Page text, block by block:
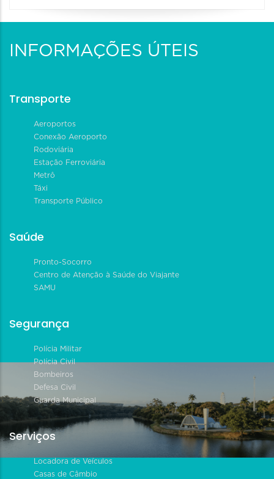
INFORMAÇÕES ÚTEIS
Transporte
Aeroportos
Conexão Aeroporto
Rodoviária
Estação Ferroviária
Metrô
Táxi
Transporte Público
Saúde
Pronto-Socorro
Centro de Atenção à Saúde do Viajante
SAMU
Segurança
Polícia Militar
Polícia Civil
Bombeiros
Defesa Civil
Guarda Municipal
Serviços
Locadora de Veículos
Casas de Câmbio